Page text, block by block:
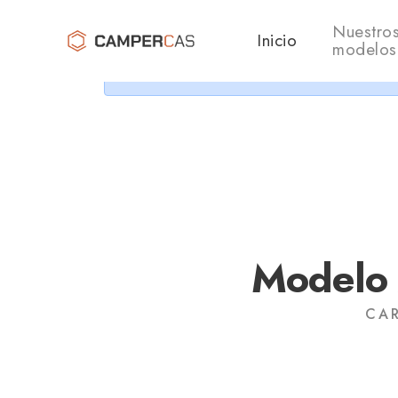
Inicio Nuestros
modelos
Modelo